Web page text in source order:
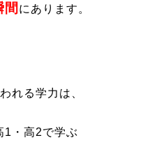
間 にあります。
れる学力は、
1・高2で学ぶ